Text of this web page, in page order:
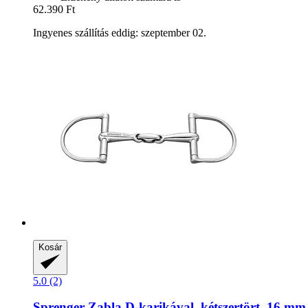
62.390 Ft
Ingyenes szállítás eddig: szeptember 02.
Kosár
5.0 (2)